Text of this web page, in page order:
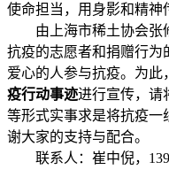
使命担当，用身影和精神
由上海市稀土协会张
抗疫的志愿者和捐赠行为
爱心的人参与抗疫。为此
疫行动事迹进行宣传，请
等形式实事求是将抗疫一
谢大家的支持与配合。
联系人：崔中倪，